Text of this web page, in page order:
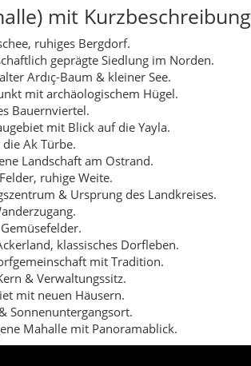
mit Kurzbeschreibung
ruhiges Bergdorf.
geprägte Siedlung im Norden.
Ardıç-Baum & kleiner See.
mit archäologischem Hügel.
Bauernviertel.
mit Blick auf die Yayla.
Ak Türbe.
Landschaft am Ostrand.
ruhige Weite.
& Ursprung des Landkreises.
klassisches Dorfleben.
mit Tradition.
& Verwaltungssitz.
mit neuen Häusern.
Sonnenuntergangsort.
Mahalle mit Panoramablick.